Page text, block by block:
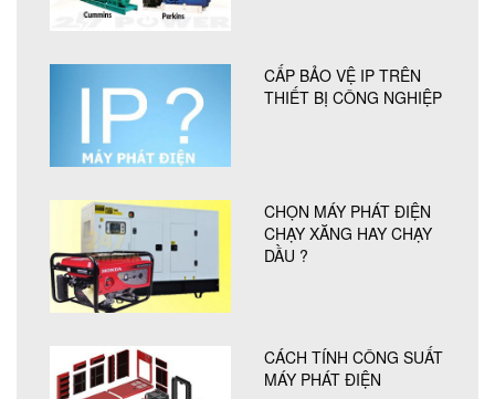
CẤP BẢO VỆ IP TRÊN
THIẾT BỊ CÔNG NGHIỆP
CHỌN MÁY PHÁT ĐIỆN
CHẠY XĂNG HAY CHẠY
DẦU ?
CÁCH TÍNH CÔNG SUẤT
MÁY PHÁT ĐIỆN